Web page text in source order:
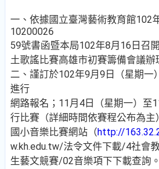
一、依據國立臺灣藝術教育館102
10200026
59號書函暨本局102年8月16日召
土歌謠比賽高雄市初賽籌備會議辦
二、謹訂於102年9月9日（星期一
進行
網路報名；11月4日（星期一）至
行比賽（詳細時間依賽程公布為
國小音樂比賽網站（http://
w.kh.edu.tw/法令文件下載/4社會
生藝文競賽/02音樂項下下載查詢。